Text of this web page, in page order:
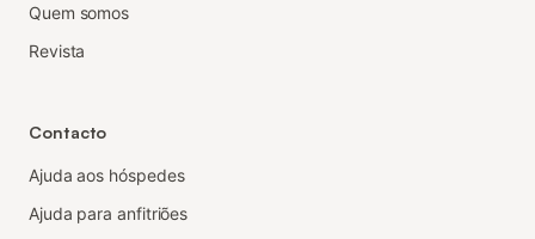
Quem somos
Revista
Contacto
Ajuda aos hóspedes
Ajuda para anfitriões